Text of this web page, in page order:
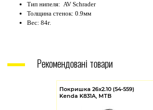
Тип нипеля: AV Schrader
Толщина стенок: 0.9мм
Вес: 84г.
Рекомендовані товари
Покришка 26x2.10 (54-559)
Kenda K831A, MTB